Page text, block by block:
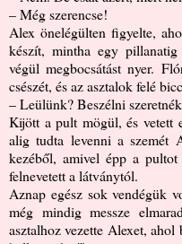
– Még szerencse!
Alex önelégülten figyelte,
készít, mintha egy
végül megbocsátást nyer.
csészét, és az asztalok felé
– Leülünk? Beszélni
Kijött a pult mögül, és vetett
alig tudta levenni a szemét
kezéből, amivel épp a
felnevetett a látványtól.
Aznap egész sok vendégük
még mindig messze
asztalhoz vezette Alexet,